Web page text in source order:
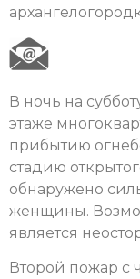
В ночь на
этаже
прибытию
стадию
обнаружено
женщины.
является
Второй пожар с